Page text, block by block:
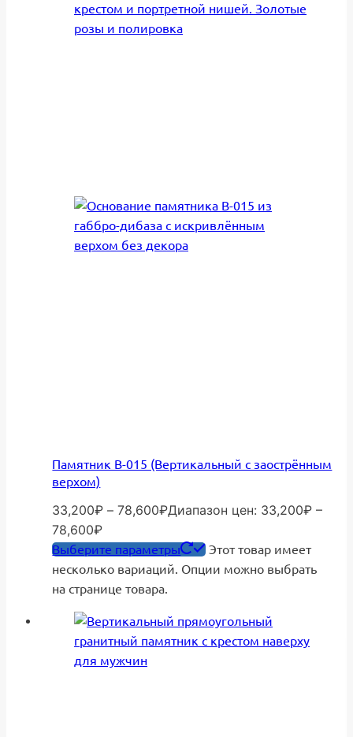
Памятник В-015 (Вертикальный с заострённым
верхом)
33,200₽ – 78,600₽Диапазон цен: 33,200₽ –
78,600₽
Выберите параметры
Этот товар имеет
несколько вариаций. Опции можно выбрать
на странице товара.